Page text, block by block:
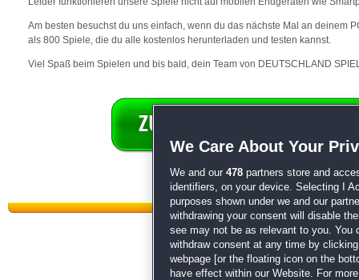
Am besten besuchst du uns einfach, wenn du das nächste Mal an deinem
als 800 Spiele, die du alle kostenlos herunterladen und testen kannst.
Viel Spaß beim Spielen und bis bald, dein Team von DEUTSCHLAND
Datenschutz| AGB|Impressum
We Care About Your
We and our 478 partners store and
identifiers, on your device. Selecting I
purposes shown under we and our
withdrawing your consent will disable
see may not be as relevant to you. You
withdraw consent at any time by
webpage [or the floating icon on the
have effect within our Website. For